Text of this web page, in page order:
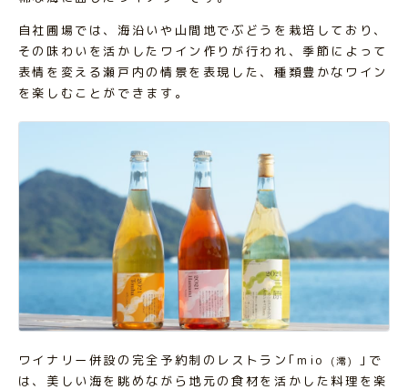
自社圃場では、海沿いや山間地でぶどうを栽培しており、
その味わいを活かしたワイン作りが行われ、季節によって
表情を変える瀬戸内の情景を表現した、種類豊かなワイン
を楽しむことができます。
ワイナリー併設の完全予約制のレストラン｢mio (澪)
｣で
は、美しい海を眺めながら地元の食材を活かした料理を楽